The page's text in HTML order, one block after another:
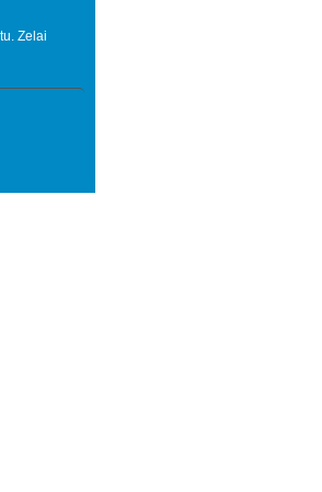
Zelai